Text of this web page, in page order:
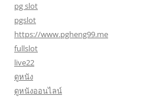
pg slot
pgslot
https://www.pgheng99.me
fullslot
live22
ดูหนัง
ดูหนังออนไลน์